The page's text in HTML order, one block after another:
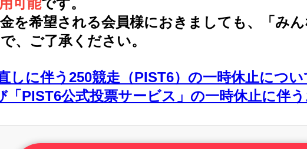
可能です。
を希望される会員様におきましても、「み
、ご了承ください。
しに伴う250競走（PIST6）の一時休止につ
「PIST6公式投票サービス」の一時休止に伴